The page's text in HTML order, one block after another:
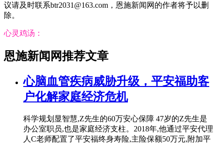
议请及时联系btr2031@163.com，恩施新闻网的作者将予以删
除。
心灵鸡汤：
恩施新闻网推荐文章
心脑血管疾病威胁升级，平安福助客
户化解家庭经济危机
科学规划显智慧,Z先生的60万安心保障 47岁的Z先生是
办公室职员,也是家庭经济支柱。2018年,他通过平安代理
人C老师配置了平安福终身寿险,主险保额50万元,附加平